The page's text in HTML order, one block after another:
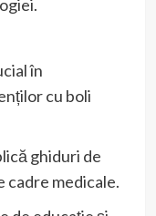
în
cu boli
ghiduri de
cadre medicale.